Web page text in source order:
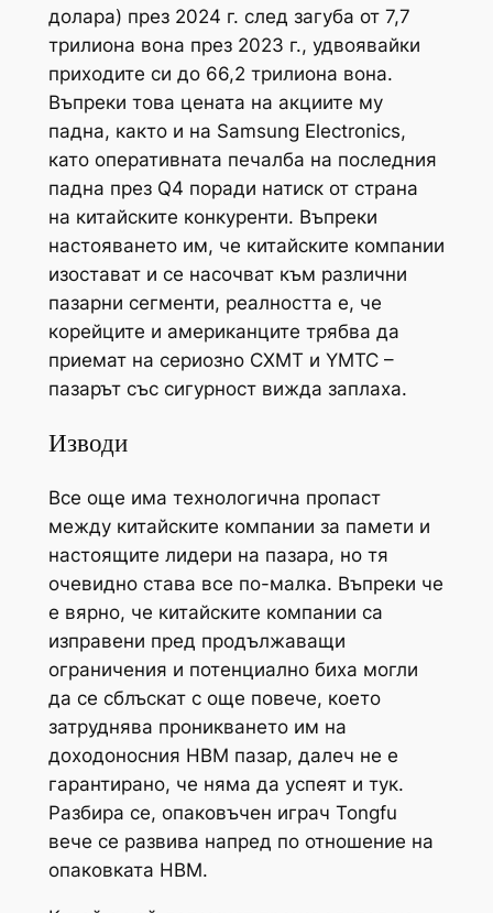
долара) през 2024 г. след загуба от 7,7
трилиона вона през 2023 г., удвоявайки
приходите си до 66,2 трилиона вона.
Въпреки това цената на акциите му
падна, както и на Samsung Electronics,
като оперативната печалба на последния
падна през Q4 поради натиск от страна
на китайските конкуренти. Въпреки
настояването им, че китайските компании
изостават и се насочват към различни
пазарни сегменти, реалността е, че
корейците и американците трябва да
приемат на сериозно CXMT и YMTC –
пазарът със сигурност вижда заплаха.
Изводи
Все още има технологична пропаст
между китайските компании за памети и
настоящите лидери на пазара, но тя
очевидно става все по-малка. Въпреки че
е вярно, че китайските компании са
изправени пред продължаващи
ограничения и потенциално биха могли
да се сблъскат с още повече, което
затруднява проникването им на
доходоносния HBM пазар, далеч не е
гарантирано, че няма да успеят и тук.
Разбира се, опаковъчен играч Tongfu
вече се развива напред по отношение на
опаковката HBM.